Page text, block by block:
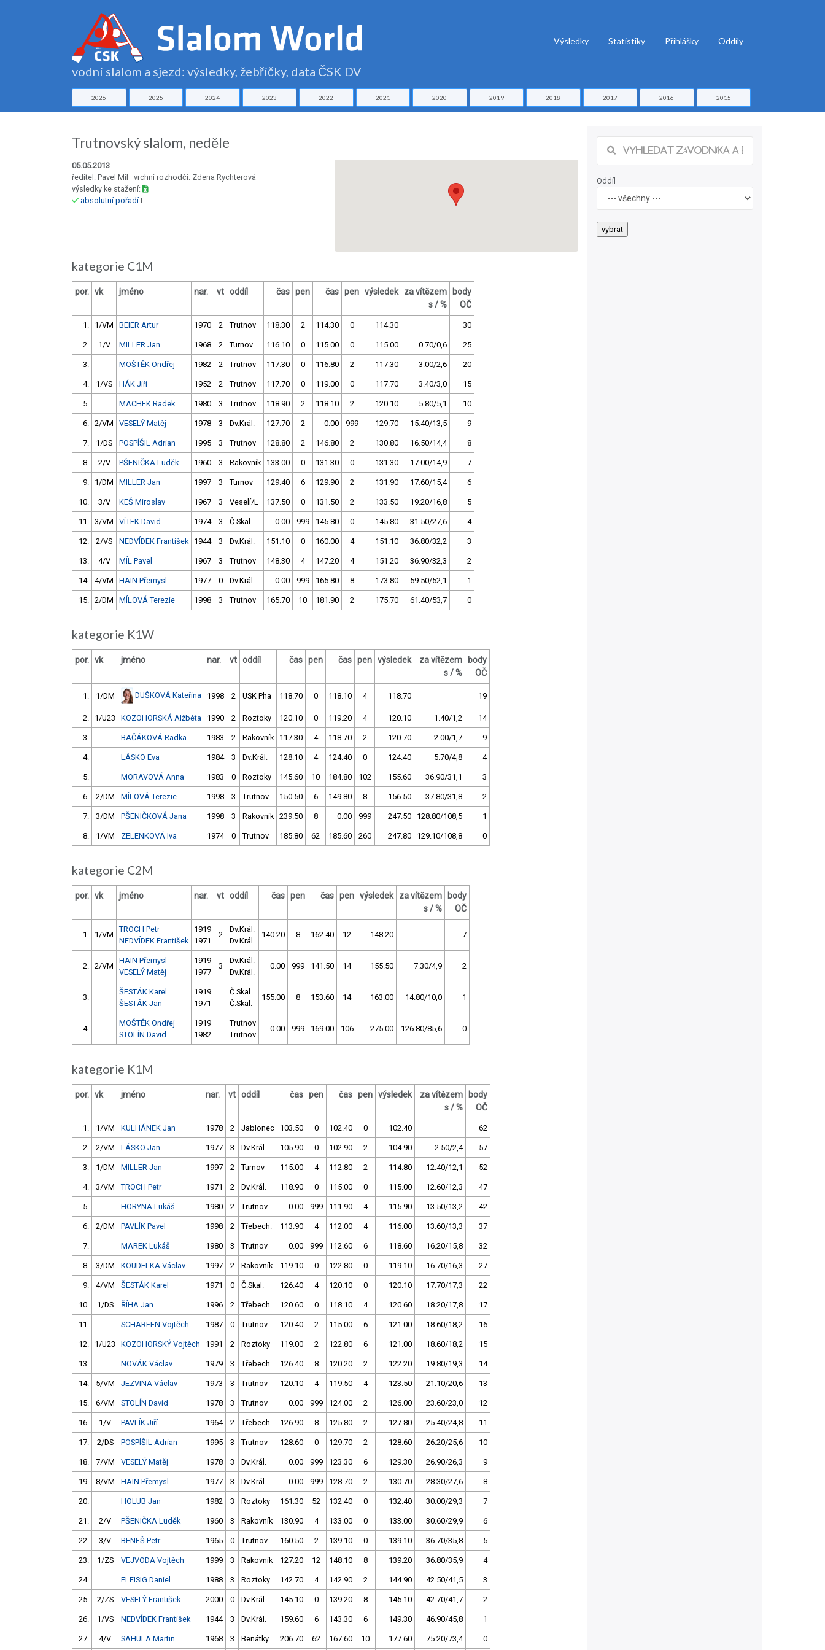
vodní slalom a sjezd: výsledky, žebříčky, data ČSK DV
Výsledky Statistiky Přihlášky Oddíly
2026 2025 2024 2023 2022 2021 2020 2019 2018 2017 2016 2015
Trutnovský slalom, neděle
05.05.2013
ředitel: Pavel Míl vrchní rozhodčí: Zdena Rychterová
výsledky ke stažení:
absolutní pořadíL
kategorie C1M
por. vk jméno nar. vt oddíl čas pen čas pen výsledek
za vítězem
s / %
body
OČ
1. 1/VM BEIER Artur 1970 2 Trutnov 118.30 2 114.30 0 114.30 30
2. 1/V MILLER Jan 1968 2 Turnov 116.10 0 115.00 0 115.00 0.70/0,6 25
3. MOŠTĚK Ondřej 1982 2 Trutnov 117.30 0 116.80 2 117.30 3.00/2,6 20
4. 1/VS HÁK Jiří 1952 2 Trutnov 117.70 0 119.00 0 117.70 3.40/3,0 15
5. MACHEK Radek 1980 3 Trutnov 118.90 2 118.10 2 120.10 5.80/5,1 10
6. 2/VM VESELÝ Matěj 1978 3 Dv.Král. 127.70 2 0.00 999 129.70 15.40/13,5 9
7. 1/DS POSPÍŠIL Adrian 1995 3 Trutnov 128.80 2 146.80 2 130.80 16.50/14,4 8
8. 2/V PŠENIČKA Luděk 1960 3 Rakovník 133.00 0 131.30 0 131.30 17.00/14,9 7
9. 1/DM MILLER Jan 1997 3 Turnov 129.40 6 129.90 2 131.90 17.60/15,4 6
10. 3/V KEŠ Miroslav 1967 3 Veselí/L 137.50 0 131.50 2 133.50 19.20/16,8 5
11. 3/VM VÍTEK David 1974 3 Č.Skal. 0.00 999 145.80 0 145.80 31.50/27,6 4
12. 2/VS NEDVÍDEK František 1944 3 Dv.Král. 151.10 0 160.00 4 151.10 36.80/32,2 3
13. 4/V MÍL Pavel 1967 3 Trutnov 148.30 4 147.20 4 151.20 36.90/32,3 2
14. 4/VM HAIN Přemysl 1977 0 Dv.Král. 0.00 999 165.80 8 173.80 59.50/52,1 1
15. 2/DM MÍLOVÁ Terezie 1998 3 Trutnov 165.70 10 181.90 2 175.70 61.40/53,7 0
kategorie K1W
por. vk jméno nar. vt oddíl čas pen čas pen výsledek
za vítězem
s / %
body
OČ
1. 1/DM DUŠKOVÁ Kateřina 1998 2 USK Pha 118.70 0 118.10 4 118.70 19
2. 1/U23 KOZOHORSKÁ Alžběta 1990 2 Roztoky 120.10 0 119.20 4 120.10 1.40/1,2 14
3. BAČÁKOVÁ Radka 1983 2 Rakovník 117.30 4 118.70 2 120.70 2.00/1,7 9
4. LÁSKO Eva 1984 3 Dv.Král. 128.10 4 124.40 0 124.40 5.70/4,8 4
5. MORAVOVÁ Anna 1983 0 Roztoky 145.60 10 184.80 102 155.60 36.90/31,1 3
6. 2/DM MÍLOVÁ Terezie 1998 3 Trutnov 150.50 6 149.80 8 156.50 37.80/31,8 2
7. 3/DM PŠENIČKOVÁ Jana 1998 3 Rakovník 239.50 8 0.00 999 247.50 128.80/108,5 1
8. 1/VM ZELENKOVÁ Iva 1974 0 Trutnov 185.80 62 185.60 260 247.80 129.10/108,8 0
kategorie C2M
por. vk jméno nar. vt oddíl čas pen čas pen výsledek
za vítězem
s / %
body
OČ
1. 1/VM
TROCH Petr
NEDVÍDEK František
1919
1971
2
Dv.Král.
Dv.Král.
140.20 8 162.40 12 148.20 7
2. 2/VM
HAIN Přemysl
VESELÝ Matěj
1919
1977
3
Dv.Král.
Dv.Král.
0.00 999 141.50 14 155.50 7.30/4,9 2
3.
ŠESTÁK Karel
ŠESTÁK Jan
1919
1971
Č.Skal.
Č.Skal.
155.00 8 153.60 14 163.00 14.80/10,0 1
4.
MOŠTĚK Ondřej
STOLÍN David
1919
1982
Trutnov
Trutnov
0.00 999 169.00 106 275.00 126.80/85,6 0
kategorie K1M
por. vk jméno nar. vt oddíl čas pen čas pen výsledek
za vítězem
s / %
body
OČ
1. 1/VM KULHÁNEK Jan 1978 2 Jablonec 103.50 0 102.40 0 102.40 62
2. 2/VM LÁSKO Jan 1977 3 Dv.Král. 105.90 0 102.90 2 104.90 2.50/2,4 57
3. 1/DM MILLER Jan 1997 2 Turnov 115.00 4 112.80 2 114.80 12.40/12,1 52
4. 3/VM TROCH Petr 1971 2 Dv.Král. 118.90 0 115.00 0 115.00 12.60/12,3 47
5. HORYNA Lukáš 1980 2 Trutnov 0.00 999 111.90 4 115.90 13.50/13,2 42
6. 2/DM PAVLÍK Pavel 1998 2 Třebech. 113.90 4 112.00 4 116.00 13.60/13,3 37
7. MAREK Lukáš 1980 3 Trutnov 0.00 999 112.60 6 118.60 16.20/15,8 32
8. 3/DM KOUDELKA Václav 1997 2 Rakovník 119.10 0 122.80 0 119.10 16.70/16,3 27
9. 4/VM ŠESTÁK Karel 1971 0 Č.Skal. 126.40 4 120.10 0 120.10 17.70/17,3 22
10. 1/DS ŘÍHA Jan 1996 2 Třebech. 120.60 0 118.10 4 120.60 18.20/17,8 17
11. SCHARFEN Vojtěch 1987 0 Trutnov 120.40 2 115.00 6 121.00 18.60/18,2 16
12. 1/U23 KOZOHORSKÝ Vojtěch 1991 2 Roztoky 119.00 2 122.80 6 121.00 18.60/18,2 15
13. NOVÁK Václav 1979 3 Třebech. 126.40 8 120.20 2 122.20 19.80/19,3 14
14. 5/VM JEZVINA Václav 1973 3 Trutnov 120.10 4 119.50 4 123.50 21.10/20,6 13
15. 6/VM STOLÍN David 1978 3 Trutnov 0.00 999 124.00 2 126.00 23.60/23,0 12
16. 1/V PAVLÍK Jiří 1964 2 Třebech. 126.90 8 125.80 2 127.80 25.40/24,8 11
17. 2/DS POSPÍŠIL Adrian 1995 3 Trutnov 128.60 0 129.70 2 128.60 26.20/25,6 10
18. 7/VM VESELÝ Matěj 1978 3 Dv.Král. 0.00 999 123.30 6 129.30 26.90/26,3 9
19. 8/VM HAIN Přemysl 1977 3 Dv.Král. 0.00 999 128.70 2 130.70 28.30/27,6 8
20. HOLUB Jan 1982 3 Roztoky 161.30 52 132.40 0 132.40 30.00/29,3 7
21. 2/V PŠENIČKA Luděk 1960 3 Rakovník 130.90 4 133.00 0 133.00 30.60/29,9 6
22. 3/V BENEŠ Petr 1965 0 Trutnov 160.50 2 139.10 0 139.10 36.70/35,8 5
23. 1/ZS VEJVODA Vojtěch 1999 3 Rakovník 127.20 12 148.10 8 139.20 36.80/35,9 4
24. FLEISIG Daniel 1988 3 Roztoky 142.70 4 142.90 2 144.90 42.50/41,5 3
25. 2/ZS VESELÝ František 2000 0 Dv.Král. 145.10 0 139.20 8 145.10 42.70/41,7 2
26. 1/VS NEDVÍDEK František 1944 3 Dv.Král. 159.60 6 143.30 6 149.30 46.90/45,8 1
27. 4/V SAHULA Martin 1968 3 Benátky 206.70 62 167.60 10 177.60 75.20/73,4 0
Oddíl